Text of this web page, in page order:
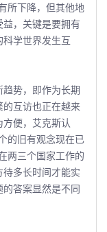
所下降，但其他地
益，关键是要拥有
学世界发生互
势，即作为长期
的互访也正在越来
便，艾克斯认
的旧有观念现在已
两三个国家工作的
多长时间才能实
答案显然是不同